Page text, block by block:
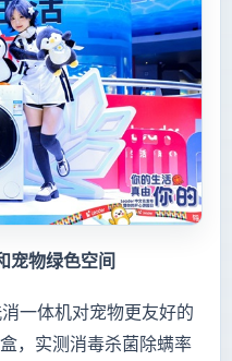
物绿色空间
一体机对宠物更友好的
，实测消毒杀菌除螨率